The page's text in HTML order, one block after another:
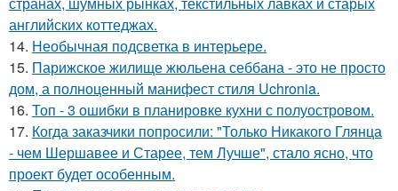
английских коттеджах.
14. Необычная подсветка в интерьере.
15. Парижское жилище жюльена себбана - это не просто
дом, а полноценный манифест стиля Uchronia.
16. Топ - 3 ошибки в планировке кухни с полуостровом.
17. Когда заказчики попросили: "Только Никакого Глянца
- чем Шершавее и Старее, тем Лучше", стало ясно, что
проект будет особенным.